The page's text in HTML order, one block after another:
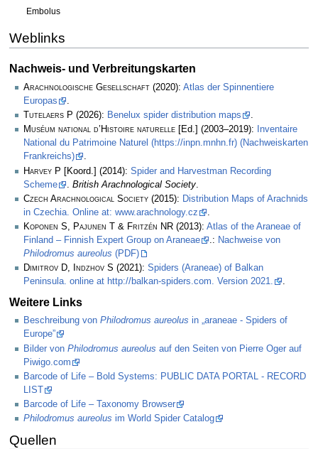
Embolus
Weblinks
Nachweis- und Verbreitungskarten
Arachnologische Gesellschaft (2020): Atlas der Spinnentiere
Europas
Tutelaers P (2026): Benelux spider distribution maps
.
Muséum national d’Histoire naturelle [Ed.] (2003–2019):
Inventaire
National du Patrimoine Naturel (https://inpn.mnhn.fr) (Nachweiskarten
Frankreichs)
.
Harvey P [Koord.] (2014): Spider and Harvestman Recording
Scheme
British Arachnological Society
Czech Arachnological Society (2015): Distribution Maps of Arachnids
in Czechia. Online at: www.arachnology.cz
Koponen S, Pajunen T & Fritzén NR (2013): Atlas of the Araneae of
Finland – Finnish Expert Group on Araneae
.: Nachweise von
Philodromus aureolus (PDF)
Dimitrov D, Indzhov S (2021): Spiders (Araneae) of Balkan
Peninsula. online at http://balkan-spiders.com. Version 2021.
.
Weitere Links
Beschreibung von Philodromus aureolus in „araneae - Spiders of
Europe”
Bilder von Philodromus aureolus auf den Seiten von Pierre Oger auf
Piwigo.com
Barcode of Life – Bold Systems: PUBLIC DATA PORTAL - RECORD
LIST
Barcode of Life – Taxonomy Browser
Philodromus aureolus im World Spider Catalog
Quellen